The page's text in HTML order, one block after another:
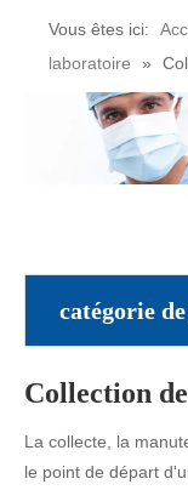
Vous êtes ici:
laboratoire
»
catégorie
Collection
La collecte, la
le point de départ